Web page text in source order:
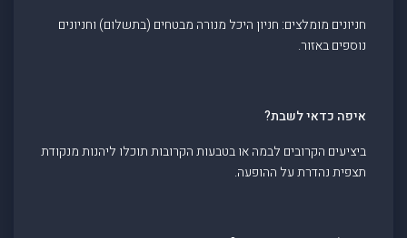
חניונים מומלצים: חניון היכל מנורה מבטחים (בתשלום) וחניונים
נוספים באזור.
איפה כדאי לשבת?
ביציעים הקרובים לבמה או בטבעות הקרובות תוכלו ליהנות מנקודת
תצפית נהדרת על ההופעה.